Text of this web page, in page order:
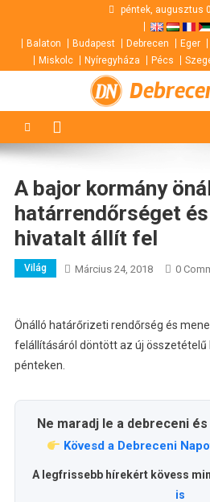
content
péntek, augusztus
Balaton Budapest Debrecen Eger
Miskolc
Nyíregyháza Pécs
A bajor kormány
határrendőrséget
hivatalt állít fel
Világ Március 24, 2018 0
Önálló határőrizeti rendőrség és
felállításáról döntött az új
pénteken.
Ne maradj le a debreceni
Kövesd a Debreceni
A legfrissebb hírekért kövess
is